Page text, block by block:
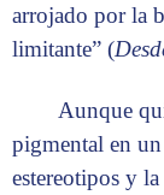
arrojado por la
limitante” (
Aunque
pigmental en
estereotipos y